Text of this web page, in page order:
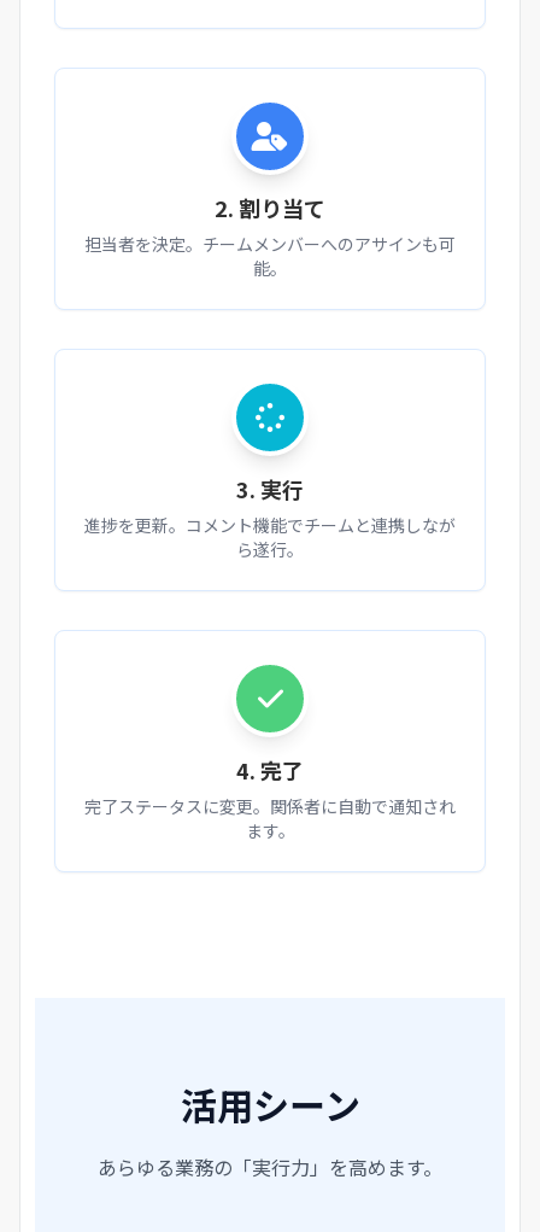
2. 割り当て
担当者を決定。チームメンバーへのアサインも可
能。
3. 実行
進捗を更新。コメント機能でチームと連携しなが
ら遂行。
4. 完了
完了ステータスに変更。関係者に自動で通知され
ます。
活用シーン
あらゆる業務の「実行力」を高めます。